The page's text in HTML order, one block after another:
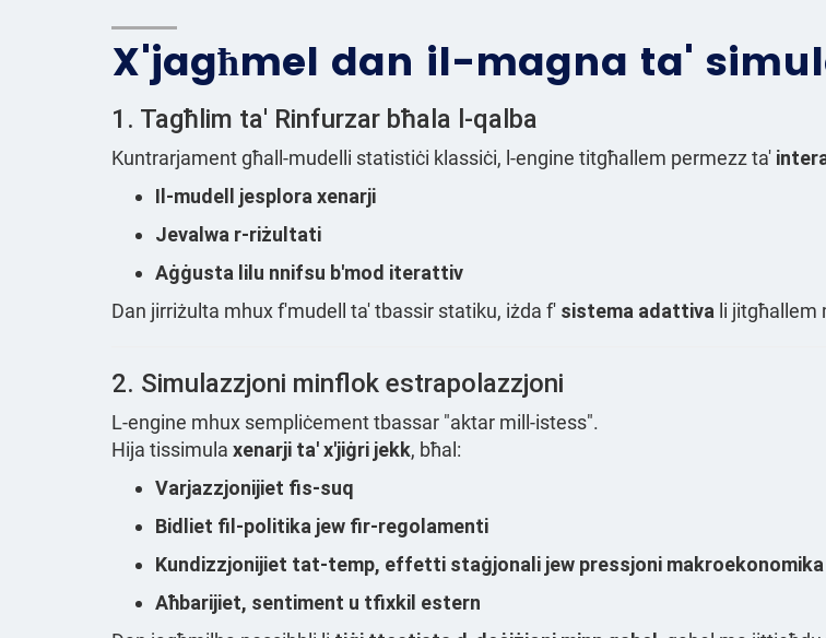
X'jagħmel dan il-magna ta'
1. Tagħlim ta' Rinfurzar bħala l-qalba
Kuntrarjament għall-mudelli statistiċi klassiċi, l-engine titgħallem permezz ta'
Il-mudell jesplora xenarji
Jevalwa r-riżultati
Aġġusta lilu nnifsu b'mod iterattiv
Dan jirriżulta mhux f'mudell ta' tbassir statiku, iżda f' sistema adattiva li jitgħallem
2. Simulazzjoni minflok estrapolazzjoni
L-engine mhux sempliċement tbassar "aktar mill-istess".
Hija tissimula xenarji ta' x'jiġri jekk, bħal:
Varjazzjonijiet fis-suq
Bidliet fil-politika jew fir-regolamenti
Kundizzjonijiet tat-temp, effetti staġjonali jew pressjoni makroekonomika
Aħbarijiet, sentiment u tfixkil estern